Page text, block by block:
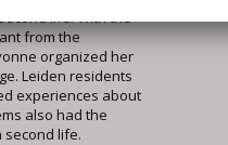
life. With the
from the
organized her
Leiden residents
experiences about
also had the
second life.